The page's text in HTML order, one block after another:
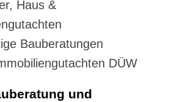
Haus &
Bauberatungen
DÜW
und